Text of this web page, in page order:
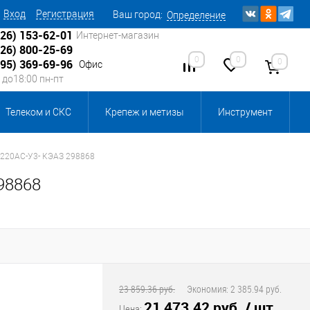
Вход Регистрация Ваш город: Определение
153-62-01 Интернет-магазин
800-25-69
369-69-96 Офис
до18:00 пн-пт
0 0 0
Телеком и СКС Крепеж и метизы Инструмент
Источники питания
У3- КЭАЗ 298868
23 859.36 руб. Экономия: 2 385.94 руб.